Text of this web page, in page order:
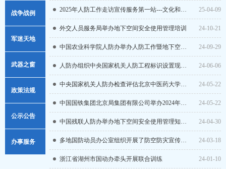
战争战例
军迷天地
武器之窗
政策法规
政策解读
行政规范性文件
公示公告
重点信息
办事服务
2025年人防工作走访宣传服务第一站---文化和旅游部站 25-04-09
外交人员服务局举办地下空间安全使用管理培训 24-10-21
中国农业科学院人防办举办人防工作暨地下空间安全使用管理业务培训班 24-09-29
人防办组织中央国家机关人防工程标识设置现场观摩会 24-06-06
中央国家机关人防办检查评估北京中医药大学地下空间综合利用项目并举行揭牌仪式 24-05-22
中国国铁集团北京局集团有限公司举办2024年度人防专业队整训培训班 24-05-22
中国残联人防办举办地下空间安全使用管理知识讲座 24-04-30
多地国防动员办公室组织开展了防空防灾宣传教育活动 24-03-18
浙江省湖州市国动办牵头开展联合训练 24-01-10